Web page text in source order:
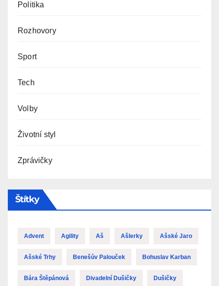
Politika
Rozhovory
Sport
Tech
Volby
Životní styl
Zprávičky
Štítky
Advent Agility Aš Ašlerky Ašské Jaro
Ašské Trhy Benešův Palouček Bohuslav Karban
Bára Štěpánová Divadelní Dušičky Dušičky